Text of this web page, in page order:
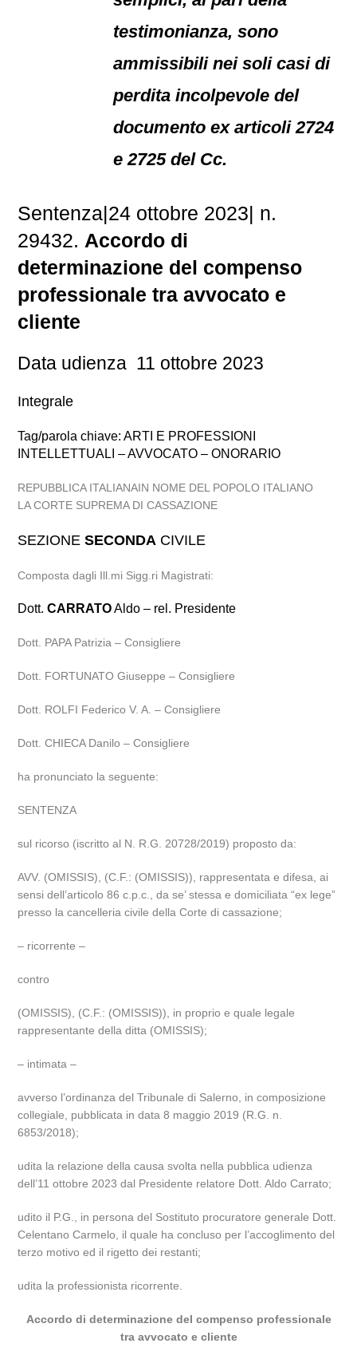
testimonianza, sono
ammissibili nei soli casi di
perdita incolpevole del
documento ex articoli 2724
e 2725 del Cc.
Sentenza|24 ottobre 2023| n.
29432. Accordo di
determinazione del compenso
professionale tra avvocato e
cliente
Data udienza 11 ottobre 2023
Integrale
Tag/parola chiave: ARTI E PROFESSIONI
INTELLETTUALI – AVVOCATO – ONORARIO
REPUBBLICA ITALIANAIN NOME DEL POPOLO ITALIANO
LA CORTE SUPREMA DI CASSAZIONE
SEZIONESECONDA CIVILE
Composta dagli Ill.mi Sigg.ri Magistrati:
Dott.CARRATOAldo – rel. Presidente
Dott. PAPA Patrizia – Consigliere
Dott. FORTUNATO Giuseppe – Consigliere
Dott. ROLFI Federico V. A. – Consigliere
Dott. CHIECA Danilo – Consigliere
ha pronunciato la seguente:
SENTENZA
sul ricorso (iscritto al N. R.G. 20728/2019) proposto da:
AVV. (OMISSIS), (C.F.: (OMISSIS)), rappresentata e difesa, ai
sensi dell’articolo 86 c.p.c., da se’ stessa e domiciliata “ex lege”
presso la cancelleria civile della Corte di cassazione;
– ricorrente –
contro
(OMISSIS), (C.F.: (OMISSIS)), in proprio e quale legale
rappresentante della ditta (OMISSIS);
– intimata –
avverso l’ordinanza del Tribunale di Salerno, in composizione
collegiale, pubblicata in data 8 maggio 2019 (R.G. n.
6853/2018);
udita la relazione della causa svolta nella pubblica udienza
dell’11 ottobre 2023 dal Presidente relatore Dott. Aldo Carrato;
udito il P.G., in persona del Sostituto procuratore generale Dott.
Celentano Carmelo, il quale ha concluso per l’accoglimento del
terzo motivo ed il rigetto dei restanti;
udita la professionista ricorrente.
Accordo di determinazione del compenso professionale
tra avvocato e cliente